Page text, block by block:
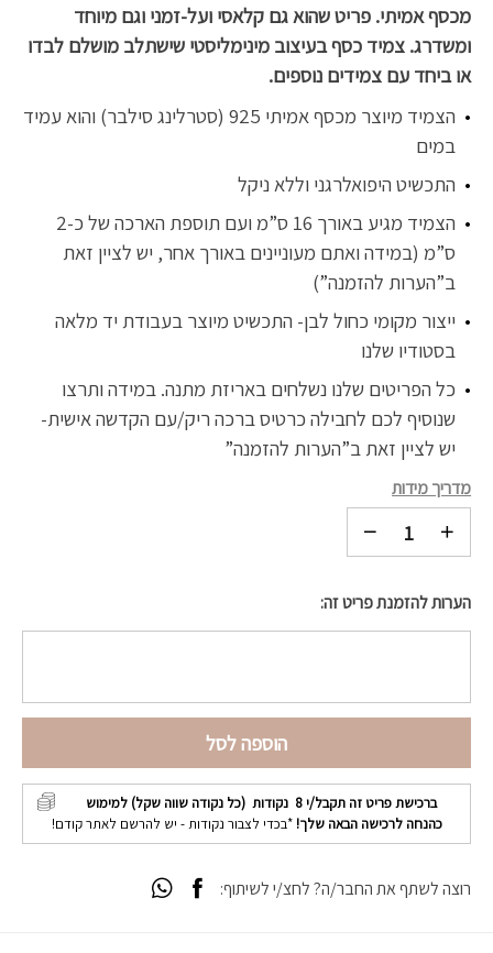
מכסף אמיתי. פריט שהוא גם קלאסי ועל-זמני וגם מיוחד
ומשדרג. צמיד כסף בעיצוב מינימליסטי שישתלב מושלם לבדו
או ביחד עם צמידים נוספים.
הצמיד מיוצר מכסף אמיתי 925 (סטרלינג סילבר) והוא עמיד
במים
התכשיט היפואלרגני וללא ניקל
הצמיד מגיע באורך 16 ס”מ ועם תוספת הארכה של כ-2
ס”מ (במידה ואתם מעוניינים באורך אחר, יש לציין זאת
ב”הערות להזמנה”)
ייצור מקומי כחול לבן- התכשיט מיוצר בעבודת יד מלאה
בסטודיו שלנו
כל הפריטים שלנו נשלחים באריזת מתנה. במידה ותרצו
שנוסיף לכם לחבילה כרטיס ברכה ריק/עם הקדשה אישית-
יש לציין זאת ב”הערות להזמנה”
מדריך מידות
הערות להזמנת פריט זה:
הוספה לסל
ברכישת פריט זה תקבל/י8 נקודות (כל נקודה שווה שקל) למימוש
כהנחה לרכישה הבאה שלך! *בכדי לצבור נקודות - יש להרשם לאתר קודם!
רוצה לשתף את החבר/ה? לחצ/י לשיתוף: